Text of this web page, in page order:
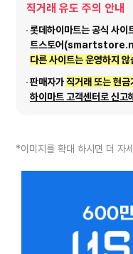
직거래 유도 주의 안내
롯데하이마트는 공식 사
트스토어
다른 사이트는 운영하지 않
판매자가직거래 또는 현
하이마트 고객센터로 신고
*이미지를 확대 하시면 더 자